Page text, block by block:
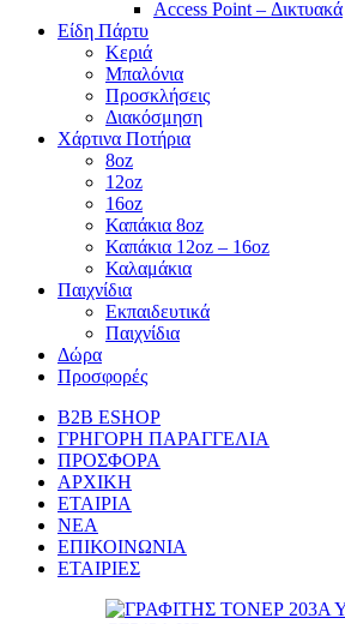
Access Point – Δικτυακά
Είδη Πάρτυ
Κεριά
Μπαλόνια
Προσκλήσεις
Διακόσμηση
Χάρτινα Ποτήρια
8oz
12oz
16oz
Καπάκια 8oz
Καπάκια 12oz – 16oz
Καλαμάκια
Παιχνίδια
Εκπαιδευτικά
Παιχνίδια
Δώρα
Προσφορές
B2B ESHOP
ΓΡΗΓΟΡΗ ΠΑΡΑΓΓΕΛΙΑ
ΠΡΟΣΦΟΡΑ
ΑΡΧΙΚΗ
ΕΤΑΙΡΙΑ
ΝΕΑ
ΕΠΙΚΟΙΝΩΝΙΑ
ΕΤΑΙΡΙΕΣ